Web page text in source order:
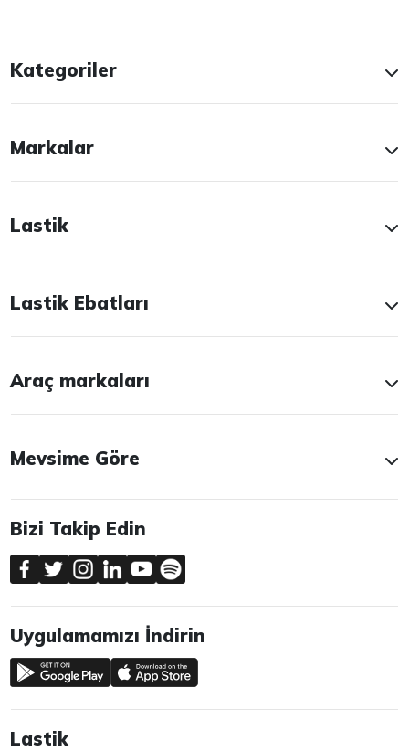
Kategoriler
Markalar
Lastik
Lastik Ebatları
Araç markaları
Mevsime Göre
Bizi Takip Edin
Uygulamamızı İndirin
Lastik